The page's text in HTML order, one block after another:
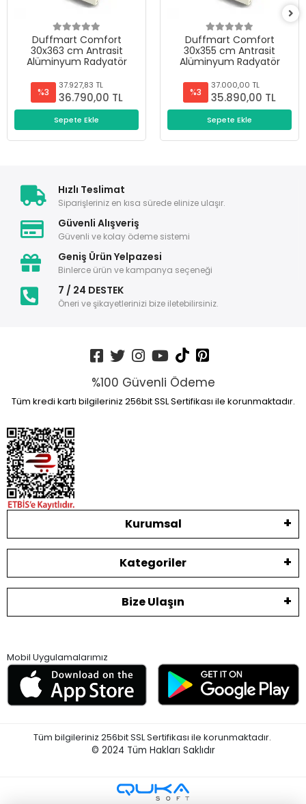
Duffmart Comfort
30x363 cm Antrasit
Alüminyum Radyatör
%3
37.927,83 TL
36.790,00 TL
Sepete Ekle
Duffmart Comfort
30x355 cm Antrasit
Alüminyum Radyatör
%3
37.000,00 TL
35.890,00 TL
Sepete Ekle
Hızlı Teslimat
Siparişleriniz en kısa sürede elinize ulaşır.
Güvenli Alışveriş
Güvenli ve kolay ödeme sistemi
Geniş Ürün Yelpazesi
Binlerce ürün ve kampanya seçeneği
7 / 24 DESTEK
Öneri ve şikayetlerinizi bize iletebilirsiniz.
%100 Güvenli Ödeme
Tüm kredi kartı bilgileriniz 256bit SSL Sertifikası ile korunmaktadır.
Kurumsal
Kategoriler
Bize Ulaşın
Mobil Uygulamalarımız
Tüm bilgileriniz 256bit SSL Sertifikası ile korunmaktadır.
© 2024 Tüm Hakları Saklıdır